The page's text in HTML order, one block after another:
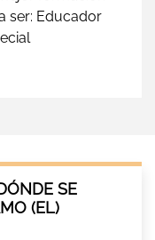
ser: Educador
SE
(EL)